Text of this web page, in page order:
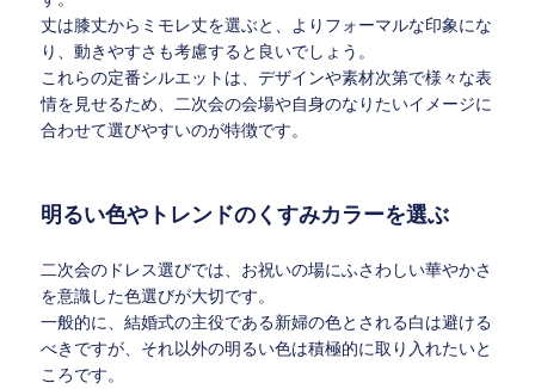
丈は膝丈からミモレ丈を選ぶと、よりフォーマルな印象にな
り、動きやすさも考慮すると良いでしょう。
これらの定番シルエットは、デザインや素材次第で様々な表
情を見せるため、二次会の会場や自身のなりたいイメージに
合わせて選びやすいのが特徴です。
明るい色やトレンドのくすみカラーを選ぶ
二次会のドレス選びでは、お祝いの場にふさわしい華やかさ
を意識した色選びが大切です。
一般的に、結婚式の主役である新婦の色とされる白は避ける
べきですが、それ以外の明るい色は積極的に取り入れたいと
ころです。